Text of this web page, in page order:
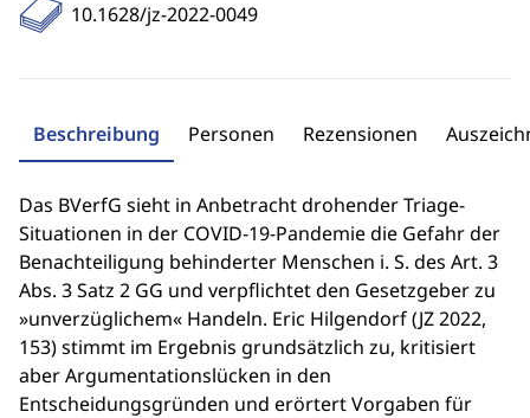
10.1628/jz-2022-0049
Beschreibung Personen Rezensionen
Das BVerfG sieht in Anbetracht drohender Triage-
Situationen in der COVID-19-Pandemie die Gefahr der
Benachteiligung behinderter Menschen i. S. des Art. 3
Abs. 3 Satz 2 GG und verpflichtet den Gesetzgeber zu
»unverzüglichem« Handeln. Eric Hilgendorf (JZ 2022,
153) stimmt im Ergebnis grundsätzlich zu, kritisiert
aber Argumentationslücken in den
Entscheidungsgründen und erörtert Vorgaben für